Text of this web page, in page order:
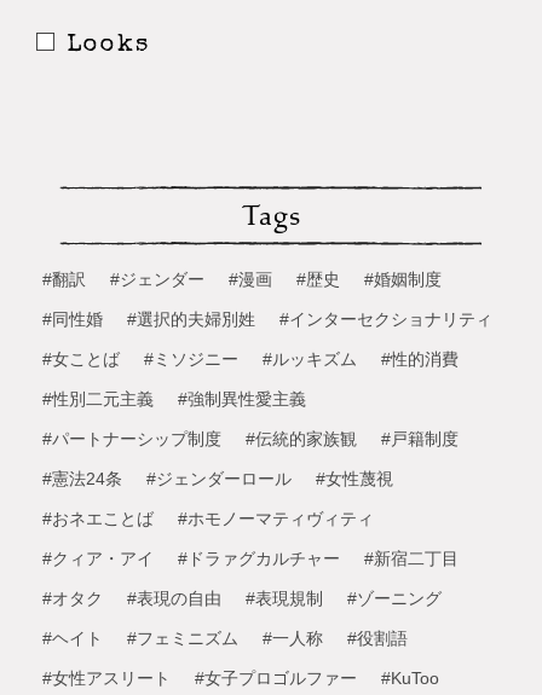
Looks
Tags
#翻訳 #ジェンダー #漫画 #歴史 #婚姻制度
#同性婚 #選択的夫婦別姓 #インターセクショナリティ
#女ことば #ミソジニー #ルッキズム #性的消費
#性別二元主義 #強制異性愛主義
#パートナーシップ制度 #伝統的家族観 #戸籍制度
#憲法24条 #ジェンダーロール #女性蔑視
#おネエことば #ホモノーマティヴィティ
#クィア・アイ #ドラァグカルチャー #新宿二丁目
#オタク #表現の自由 #表現規制 #ゾーニング
#ヘイト #フェミニズム #一人称 #役割語
#女性アスリート #女子プロゴルファー #KuToo